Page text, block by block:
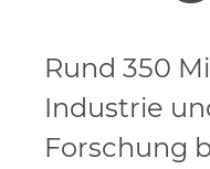
Rund 350
Industrie
Forschung